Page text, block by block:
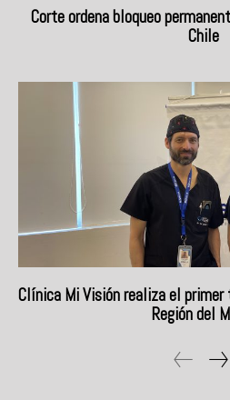
Corte ordena bloqueo
Chile
Clínica Mi Visión realiza el
Región del